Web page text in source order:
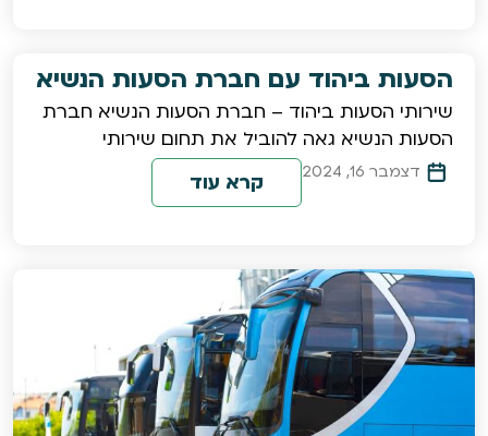
הסעות ביהוד עם חברת הסעות הנשיא
שירותי הסעות ביהוד – חברת הסעות הנשיא חברת
הסעות הנשיא גאה להוביל את תחום שירותי
דצמבר 16, 2024 קרא עוד